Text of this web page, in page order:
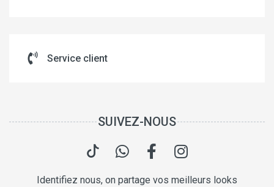
Service client
SUIVEZ-NOUS
Identifiez nous, on partage vos meilleurs looks